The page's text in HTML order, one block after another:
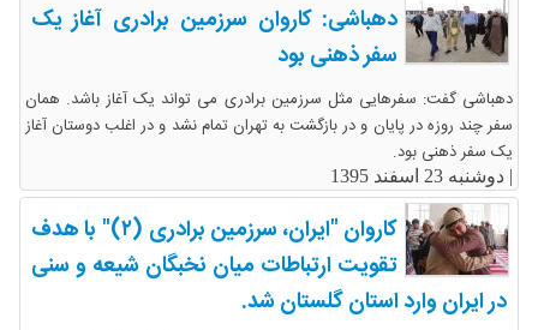
دهباشی: کاروان سرزمین برادری آغاز یک
سفر ذهنی بود
دهباشی گفت: سفرهایی مثل سرزمین برادری می تواند یک آغاز باشد. همان
سفر چند روزه در پایان و در بازگشت به تهران تمام نشد و در اغلب دوستان آغاز
یک سفر ذهنی بود.
| دوشنبه 23 اسفند 1395
کاروان "ایران، سرزمین برادری (۲)" با هدف
تقویت ارتباطات میان نخبگان شیعه و سنی
در ایران وارد استان گلستان شد.